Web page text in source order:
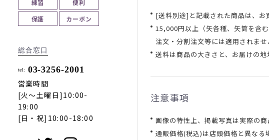
練習
便利
保護
カーボン
総合窓口
tel: 03-3256-2001
営業時間
[火～土曜日]10:00-
19:00
[日・祝]10:00-18:00
[送料別途]と記載された商品は、お
15,000円以上（矢各種、矢筒を含
注文・分割注文等には適用されま
送料は商品の大きさと、お届けの
注意事項
画像の特性上、掲載写真は実際の商
通販価格(税込)は店頭価格と異なる